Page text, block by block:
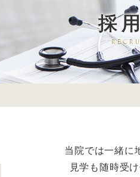
採
当院では一緒に
見学も随時受